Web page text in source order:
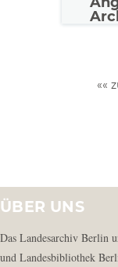
««
ÜBER UNS
Das Landesarchiv Berlin
und Landesbibliothek